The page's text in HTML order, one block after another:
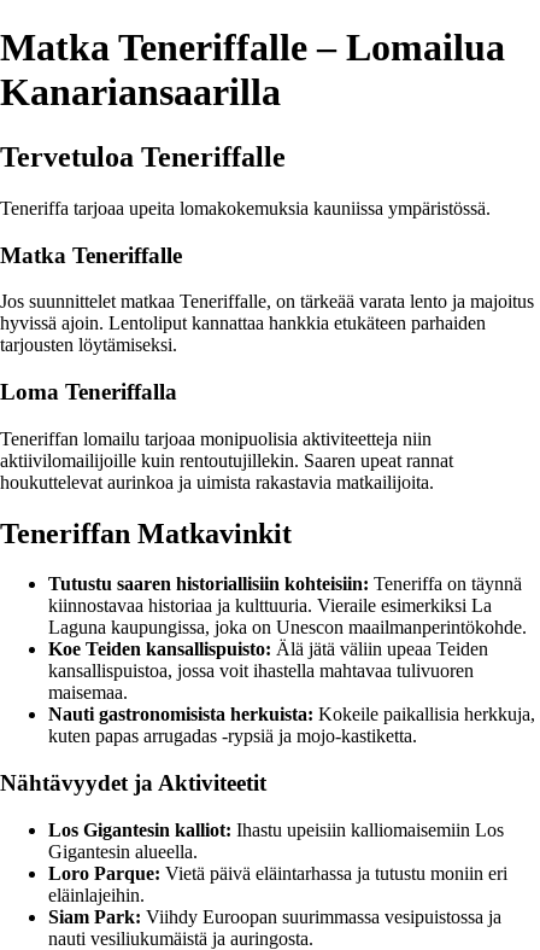
Matka Teneriffalle – Lomailua
Kanariansaarilla
Tervetuloa Teneriffalle
Teneriffa tarjoaa upeita lomakokemuksia kauniissa ympäristössä.
Matka Teneriffalle
Jos suunnittelet matkaa Teneriffalle, on tärkeää varata lento ja majoitus
hyvissä ajoin. Lentoliput kannattaa hankkia etukäteen parhaiden
tarjousten löytämiseksi.
Loma Teneriffalla
Teneriffan lomailu tarjoaa monipuolisia aktiviteetteja niin
aktiivilomailijoille kuin rentoutujillekin. Saaren upeat rannat
houkuttelevat aurinkoa ja uimista rakastavia matkailijoita.
Teneriffan Matkavinkit
Tutustu saaren historiallisiin kohteisiin: Teneriffa on täynnä
kiinnostavaa historiaa ja kulttuuria. Vieraile esimerkiksi La
Laguna kaupungissa, joka on Unescon maailmanperintökohde.
Koe Teiden kansallispuisto: Älä jätä väliin upeaa Teiden
kansallispuistoa, jossa voit ihastella mahtavaa tulivuoren
maisemaa.
Nauti gastronomisista herkuista: Kokeile paikallisia herkkuja,
kuten papas arrugadas -rypsiä ja mojo-kastiketta.
Nähtävyydet ja Aktiviteetit
Los Gigantesin kalliot: Ihastu upeisiin kalliomaisemiin Los
Gigantesin alueella.
Loro Parque: Vietä päivä eläintarhassa ja tutustu moniin eri
eläinlajeihin.
Siam Park: Viihdy Euroopan suurimmassa vesipuistossa ja
nauti vesiliukumäistä ja auringosta.